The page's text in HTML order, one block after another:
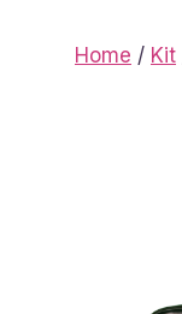
Home / Kit